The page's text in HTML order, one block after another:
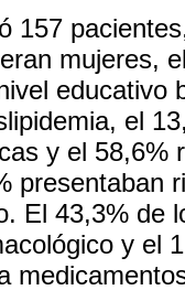
157
mujeres,
educativo
el
y el 58,6%
presentaban
El 43,3% de
y el